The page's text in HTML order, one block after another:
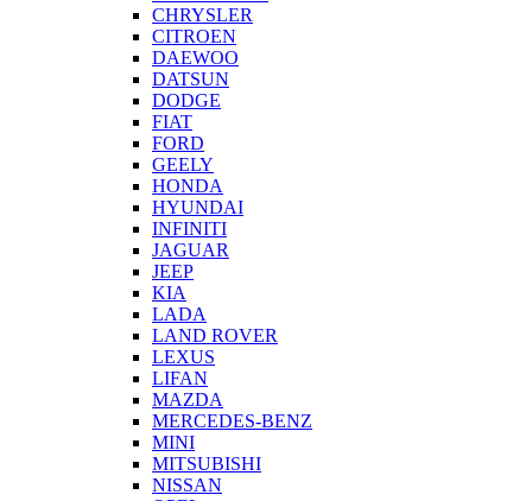
CHRYSLER
CITROEN
DAEWOO
DATSUN
DODGE
FIAT
FORD
GEELY
HONDA
HYUNDAI
INFINITI
JAGUAR
JEEP
KIA
LADA
LAND ROVER
LEXUS
LIFAN
MAZDA
MERCEDES-BENZ
MINI
MITSUBISHI
NISSAN